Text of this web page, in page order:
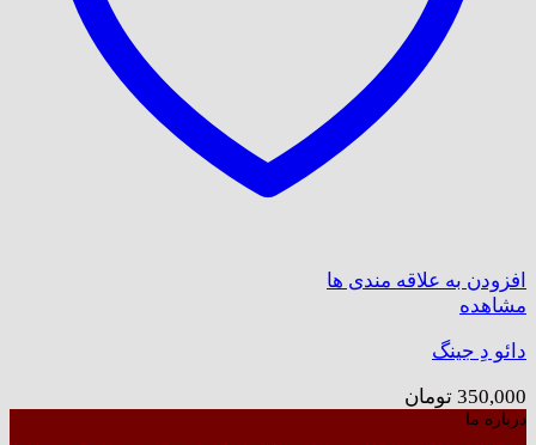
افزودن به علاقه مندی ها
مشاهده
دائو دِ جینگ
350,000 تومان
درباره ما